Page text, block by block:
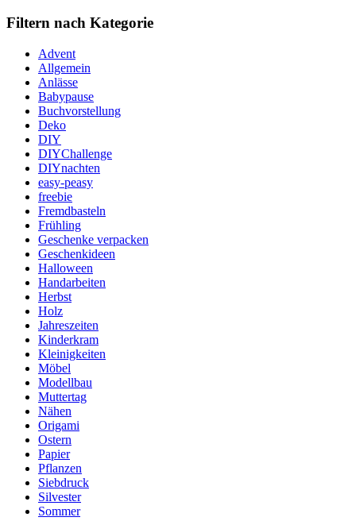
Filtern nach Kategorie
Advent
Allgemein
Anlässe
Babypause
Buchvorstellung
Deko
DIY
DIYChallenge
DIYnachten
easy-peasy
freebie
Fremdbasteln
Frühling
Geschenke verpacken
Geschenkideen
Halloween
Handarbeiten
Herbst
Holz
Jahreszeiten
Kinderkram
Kleinigkeiten
Möbel
Modellbau
Muttertag
Nähen
Origami
Ostern
Papier
Pflanzen
Siebdruck
Silvester
Sommer